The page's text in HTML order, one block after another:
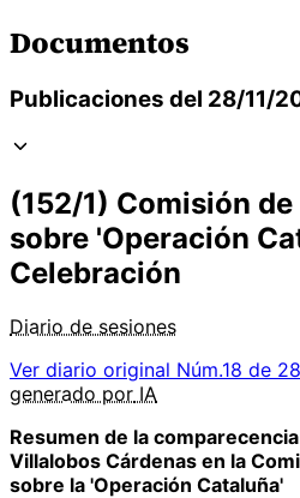
Documentos
Publicaciones del 28/11/
(152/1) Comisión
sobre 'Operación
Celebración
Diario de sesiones
Ver diario original Núm.18 de
generado por IA
Resumen de la
Villalobos Cárdenas en la
sobre la 'Operación Cataluña'